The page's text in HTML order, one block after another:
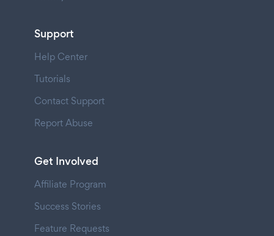
Support
Help Center
Tutorials
Contact Support
Report Abuse
Get Involved
Affiliate Program
Success Stories
Feature Requests